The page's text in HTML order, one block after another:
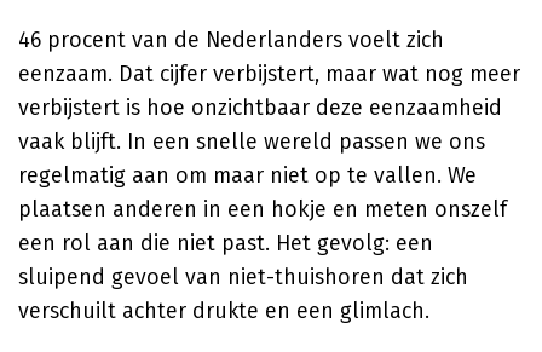
46 procent van de Nederlanders voelt zich
eenzaam. Dat cijfer verbijstert, maar wat nog meer
verbijstert is hoe onzichtbaar deze eenzaamheid
vaak blijft. In een snelle wereld passen we ons
regelmatig aan om maar niet op te vallen. We
plaatsen anderen in een hokje en meten onszelf
een rol aan die niet past. Het gevolg: een
sluipend gevoel van niet-thuishoren dat zich
verschuilt achter drukte en een glimlach.